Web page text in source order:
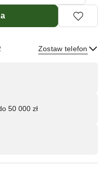
Zostaw telefon
50 000 zł